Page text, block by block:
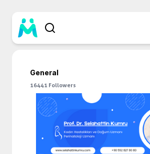
General
16441 Followers